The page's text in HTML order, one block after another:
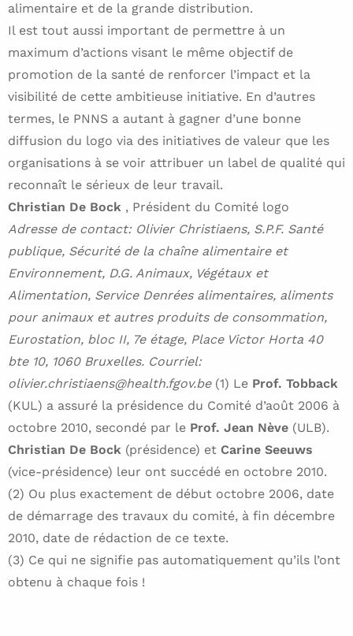
alimentaire et de la grande distribution.
Il est tout aussi important de permettre à un
maximum d’actions visant le même objectif de
promotion de la santé de renforcer l’impact et la
visibilité de cette ambitieuse initiative. En d’autres
termes, le PNNS a autant à gagner d’une bonne
diffusion du logo via des initiatives de valeur que les
organisations à se voir attribuer un label de qualité qui
reconnaît le sérieux de leur travail.
Christian De Bock , Président du Comité logo
Adresse de contact: Olivier Christiaens, S.P.F. Santé
publique, Sécurité de la chaîne alimentaire et
Environnement, D.G. Animaux, Végétaux et
Alimentation, Service Denrées alimentaires, aliments
pour animaux et autres produits de consommation,
Eurostation, bloc II, 7e étage, Place Victor Horta 40
bte 10, 1060 Bruxelles. Courriel:
olivier.christiaens@health.fgov.be (1) Le Prof. Tobback
(KUL) a assuré la présidence du Comité d’août 2006 à
octobre 2010, secondé par le Prof. Jean Nève (ULB).
Christian De Bock (présidence) et Carine Seeuws
(vice-présidence) leur ont succédé en octobre 2010.
(2) Ou plus exactement de début octobre 2006, date
de démarrage des travaux du comité, à fin décembre
2010, date de rédaction de ce texte.
(3) Ce qui ne signifie pas automatiquement qu’ils l’ont
obtenu à chaque fois !